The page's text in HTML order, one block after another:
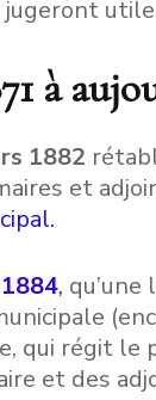
jugeront
à
1882
et
.
1884, qu’une
qui régit le
et des